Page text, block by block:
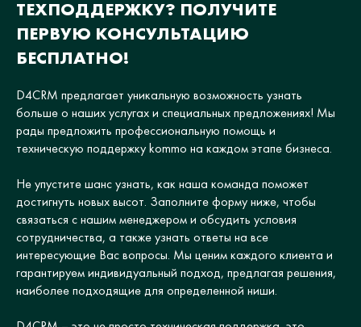
ТЕХПОДДЕРЖКУ? ПОЛУЧИТЕ
ПЕРВУЮ КОНСУЛЬТАЦИЮ
БЕСПЛАТНО!
D4CRM предлагает уникальную возможность узнать
больше о наших услугах и специальных предложениях! Мы
рады предложить профессиональную помощь и
техническую поддержку kommo на каждом этапе бизнеса.
Не упустите шанс узнать, как наша команда поможет
достигнуть новых высот. Заполните форму ниже, чтобы
связаться с нашим менеджером и обсудить условия
сотрудничества, а также узнать ответы на все
интересующие Вас вопросы. Мы ценим каждого клиента и
гарантируем индивидуальный подход, предлагая решения,
наиболее подходящие для определенной ниши.